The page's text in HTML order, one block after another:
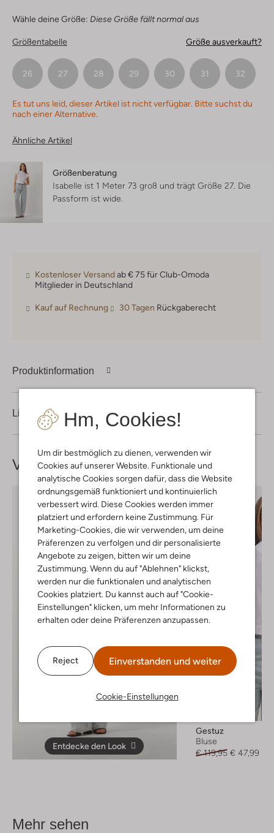
Hm, Cookies!
Um dir bestmöglich zu dienen, verwenden wir
Cookies auf unserer Website. Funktionale und
analytische Cookies sorgen dafür, dass die Website
ordnungsgemäß funktioniert und kontinuierlich
verbessert wird. Diese Cookies werden immer
platziert und erfordern keine Zustimmung. Für
Marketing-Cookies, die wir verwenden, um deine
Präferenzen zu verfolgen und dir personalisierte
Angebote zu zeigen, bitten wir um deine
Zustimmung. Wenn du auf "Ablehnen" klickst,
werden nur die funktionalen und analytischen
Cookies platziert. Du kannst auch auf "Cookie-
Einstellungen" klicken, um mehr Informationen zu
erhalten oder deine Präferenzen anzupassen.
Reject Einverstanden und weiter
Cookie-Einstellungen
Wähle deine Größe: Diese Größe fällt normal aus
Größentabelle Größe ausverkauft?
26 27 28 29 30 31 32
Es tut uns leid, dieser Artikel ist nicht verfügbar. Bitte suchst du
nach einer Alternative.
Ähnliche Artikel
Größenberatung
Isabelle ist 1 Meter 73 groß und trägt Größe 27. Die
Passform ist wide
Kostenloser Versandab € 75 für Club-Omoda
Mitglieder in Deutschland
Kauf auf Rechnung 30 Tagen Rückgaberecht
Produktinformation
Lieferung & Rückgabe
Vervollständige deinenLook
Entdecke den Look
Gestuz
Bluse
€ 119,95 € 47,99
Mehr sehen